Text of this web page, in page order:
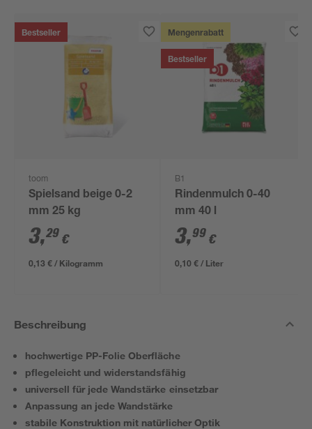
Bestseller
toom
Spielsand beige 0-2
mm 25 kg
3,29 €
0,13 € / Kilogramm
Mengenrabatt
Bestseller
B1
Rindenmulch 0-40
mm 40 l
3,99 €
0,10 € / Liter
Beschreibung
hochwertige PP-Folie Oberfläche
pflegeleicht und widerstandsfähig
universell für jede Wandstärke einsetzbar
Anpassung an jede Wandstärke
stabile Konstruktion mit natürlicher Optik